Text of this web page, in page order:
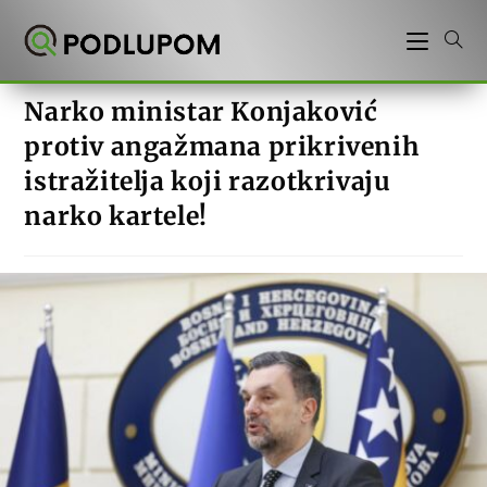
Narko ministar Konjaković
protiv angažmana prikrivenih
istražitelja koji razotkrivaju
narko kartele!